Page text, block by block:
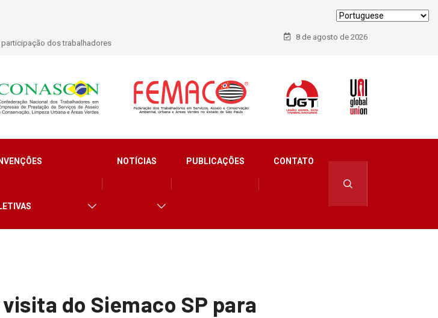
participação dos trabalhadores
8 de agosto de 2026
NOTÍCIAS PUBLICAÇÕES CONTATO
do Siemaco SP para